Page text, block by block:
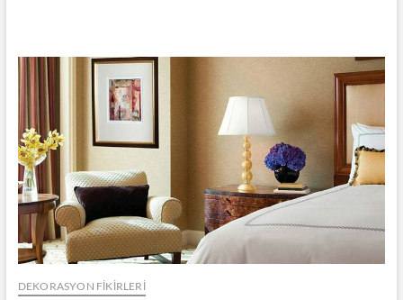
DEKORASYON FİKİRLERİ